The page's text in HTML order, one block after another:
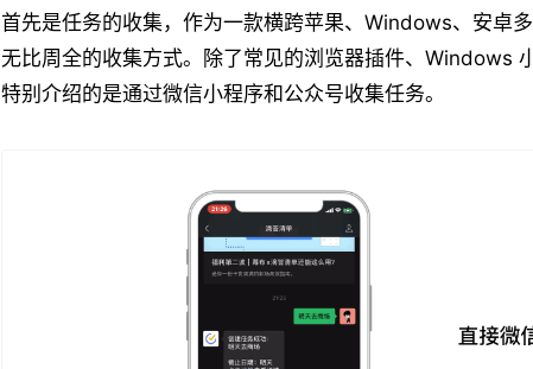
首先是任务的收集，作为一款横跨苹果、Windows、安卓
无比周全的收集方式。除了常见的浏览器插件、Windows
特别介绍的是通过微信小程序和公众号收集任务。